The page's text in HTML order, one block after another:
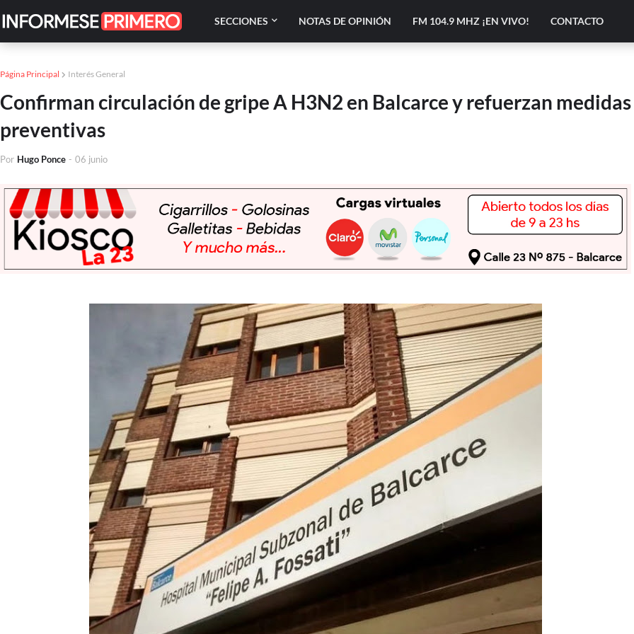
SECCIONES NOTAS DE OPINIÓN FM 104.9 MHZ ¡EN VIVO! CONTACTO
Página Principal Interés General
Confirman circulación de gripe A H3N2 en Balcarce y refuerzan medidas
preventivas
Por Hugo Ponce - 06 junio